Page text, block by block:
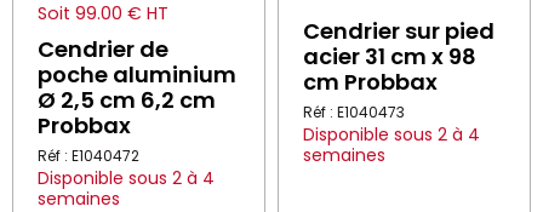
Soit 99.00 € HT
Cendrier de
poche aluminium
Ø 2,5 cm 6,2 cm
Probbax
Réf : E1040472
Disponible sous 2 à 4
semaines
Cendrier sur pied
acier 31 cm x 98
cm Probbax
Réf : E1040473
Disponible sous 2 à 4
semaines